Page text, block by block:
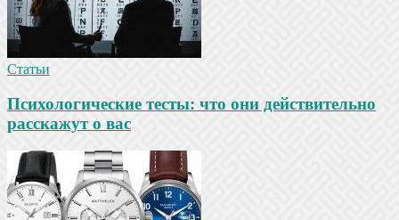
Статьи
Психологические тесты: что они действительно
расскажут о вас